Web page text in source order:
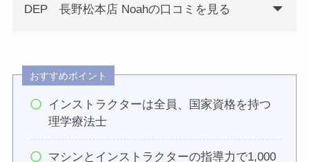
DEP 長野松本店 Noahの口コミを見る
おすすめポイント
インストラクターは全員、国家資格を持つ
理学療法士
マシンとインストラクターの指導力で1,000